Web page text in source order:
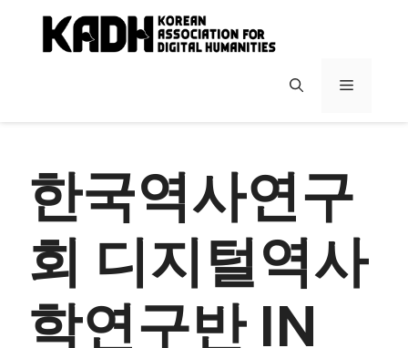
메
한국역사연구
회 디지털역사
학연구반 IN